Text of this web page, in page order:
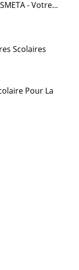
- Votre...
Scolaires
Pour La